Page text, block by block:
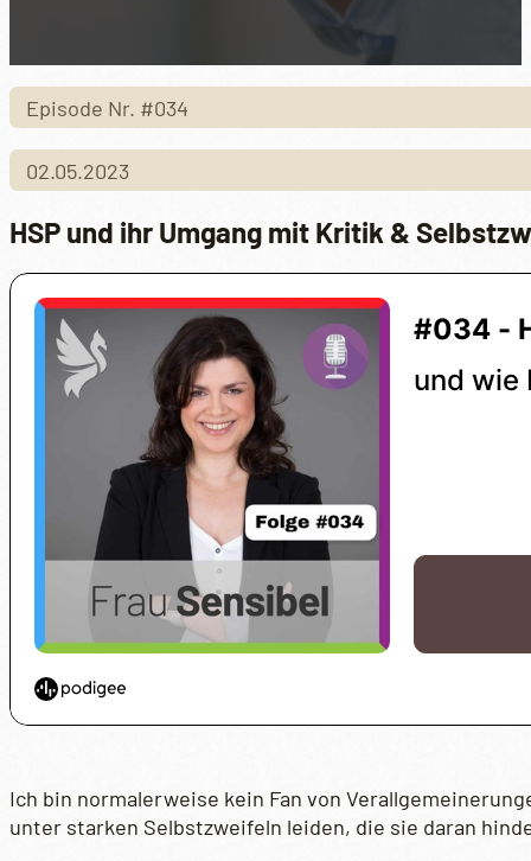
Episode Nr. #034
02.05.2023
HSP und ihr Umgang mit Kritik &
Ich bin normalerweise kein Fan von
unter starken Selbstzweifeln leiden, die sie daran